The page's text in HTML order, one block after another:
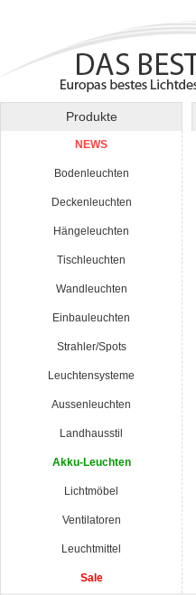
Produkte
NEWS
Bodenleuchten
Deckenleuchten
Hängeleuchten
Tischleuchten
Wandleuchten
Einbauleuchten
Strahler/Spots
Leuchtensysteme
Aussenleuchten
Landhausstil
Akku-Leuchten
Lichtmöbel
Ventilatoren
Leuchtmittel
Sale